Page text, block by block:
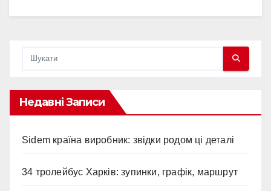
Недавні Записи
Sidem країна виробник: звідки родом ці деталі
34 тролейбус Харків: зупинки, графік, маршрут